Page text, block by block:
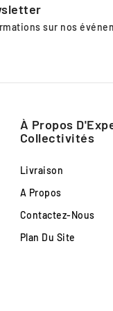
sur nos
À Propos
Collectivités
Livraison
A Propos
Contactez-Nous
Plan Du Site